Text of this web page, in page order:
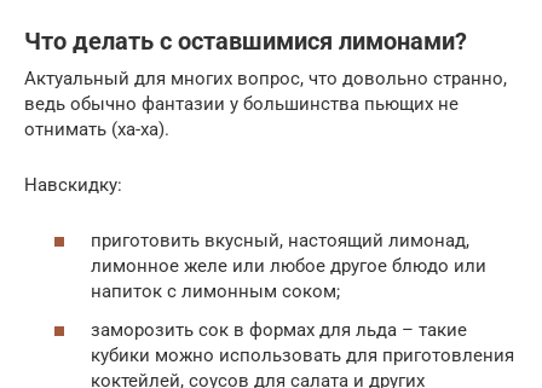
Что делать с оставшимися лимонами?
Актуальный для многих вопрос, что довольно странно,
ведь обычно фантазии у большинства пьющих не
отнимать (ха-ха).
Навскидку:
приготовить вкусный, настоящий лимонад,
лимонное желе или любое другое блюдо или
напиток с лимонным соком;
заморозить сок в формах для льда – такие
кубики можно использовать для приготовления
коктейлей, соусов для салата и других